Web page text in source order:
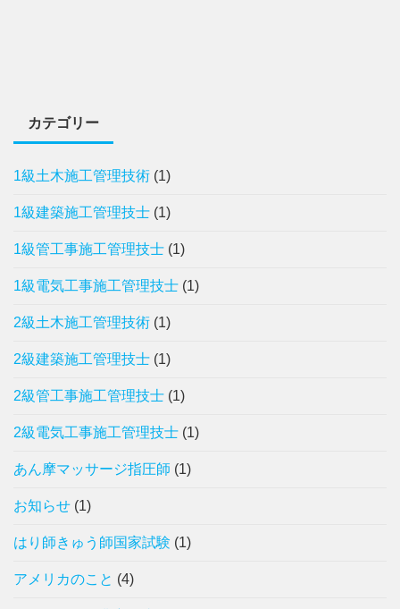
カテゴリー
1級土木施工管理技術 (1)
1級建築施工管理技士 (1)
1級管工事施工管理技士 (1)
1級電気工事施工管理技士 (1)
2級土木施工管理技術 (1)
2級建築施工管理技士 (1)
2級管工事施工管理技士 (1)
2級電気工事施工管理技士 (1)
あん摩マッサージ指圧師 (1)
お知らせ (1)
はり師きゅう師国家試験 (1)
アメリカのこと (4)